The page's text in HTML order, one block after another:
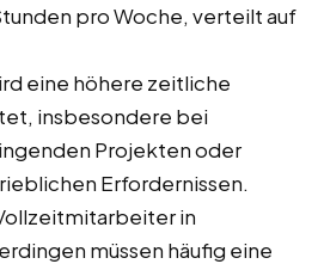
pro Woche, verteilt auf
eine höhere zeitliche
insbesondere bei
Projekten oder
Erfordernissen.
in
müssen häufig eine